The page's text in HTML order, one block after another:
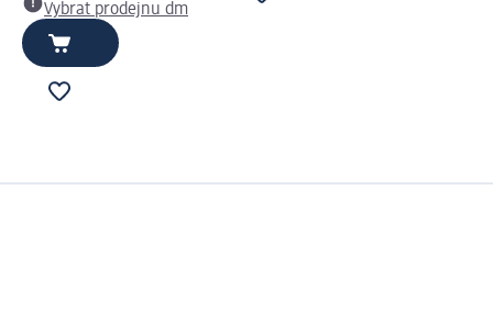
Vybrat prodejnu dm